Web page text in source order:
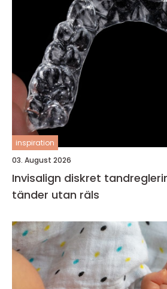
inspiration
03. August 2026
Invisalign diskret tandreglering för raka
tänder utan räls